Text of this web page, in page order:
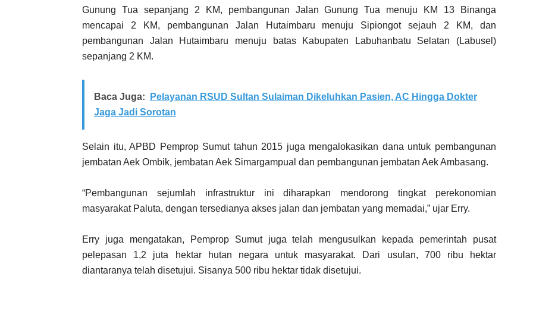
Gunung Tua sepanjang 2 KM, pembangunan Jalan Gunung Tua menuju KM 13 Binanga
mencapai 2 KM, pembangunan Jalan Hutaimbaru menuju Sipiongot sejauh 2 KM, dan
pembangunan Jalan Hutaimbaru menuju batas Kabupaten Labuhanbatu Selatan (Labusel)
sepanjang 2 KM.
Baca Juga:
Pelayanan RSUD Sultan Sulaiman Dikeluhkan Pasien, AC Hingga Dokter
Jaga Jadi Sorotan
Selain itu, APBD Pemprop Sumut tahun 2015 juga mengalokasikan dana untuk pembangunan
jembatan Aek Ombik, jembatan Aek Simargampual dan pembangunan jembatan Aek Ambasang.
“Pembangunan sejumlah infrastruktur ini diharapkan mendorong tingkat perekonomian
masyarakat Paluta, dengan tersedianya akses jalan dan jembatan yang memadai,” ujar Erry.
Erry juga mengatakan, Pemprop Sumut juga telah mengusulkan kepada pemerintah pusat
pelepasan 1,2 juta hektar hutan negara untuk masyarakat. Dari usulan, 700 ribu hektar
diantaranya telah disetujui. Sisanya 500 ribu hektar tidak disetujui.